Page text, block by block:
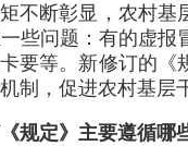
不断彰显，农村
些问题：有的虚
要等。新修订的
制，促进农村基层
规定》主要遵循哪